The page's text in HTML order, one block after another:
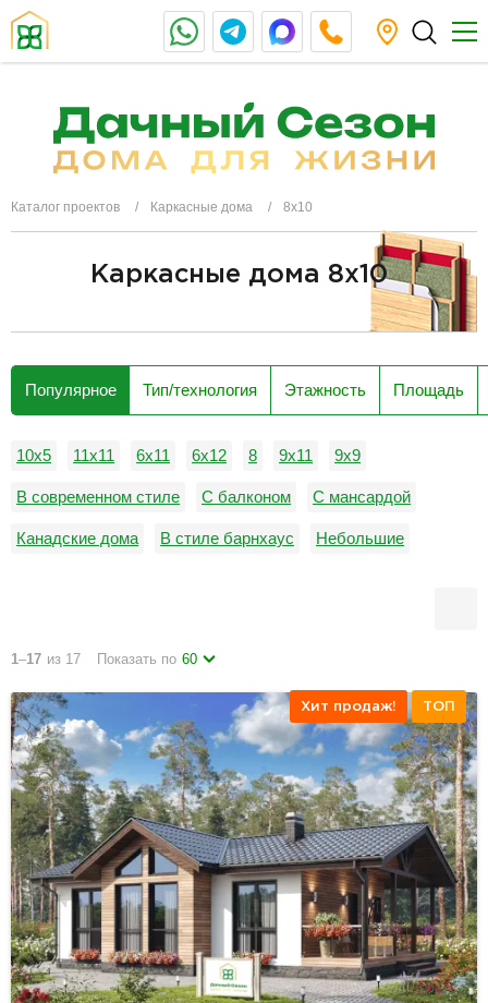
Каталог проектов Каркасные дома 8х10
Каркасные дома 8х10
Популярное Тип/технология Этажность Площадь
10x5 11х11 6x11 6x12 8 9х11 9х9
В современном стиле С балконом С мансардой
Канадские дома В стиле барнхаус Небольшие
1–17 из 17 Показать по 60
Хит продаж! ТОП